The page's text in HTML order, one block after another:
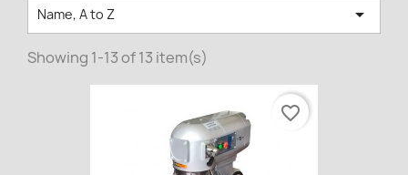
Name, A to Z 
Showing 1-13 of 13 item(s)
favorite_border